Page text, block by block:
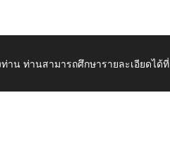
าน ท่านสามารถศึกษารายละเอียดได้ที่